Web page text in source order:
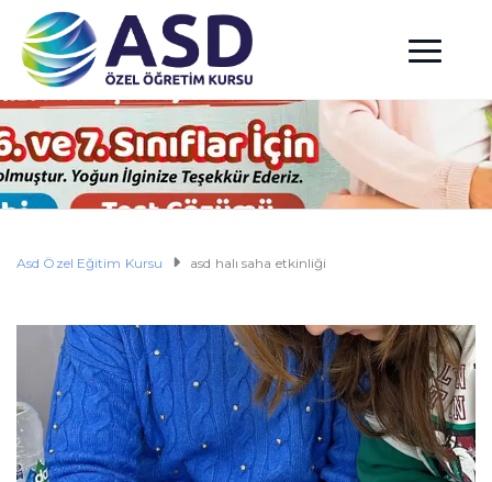
Asd Özel Eğitim Kursu asd halı saha etkinliği